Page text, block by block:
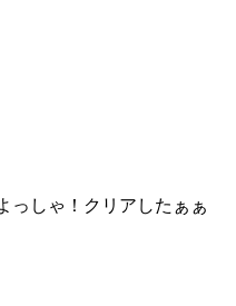
っしゃ！クリアしたぁぁ